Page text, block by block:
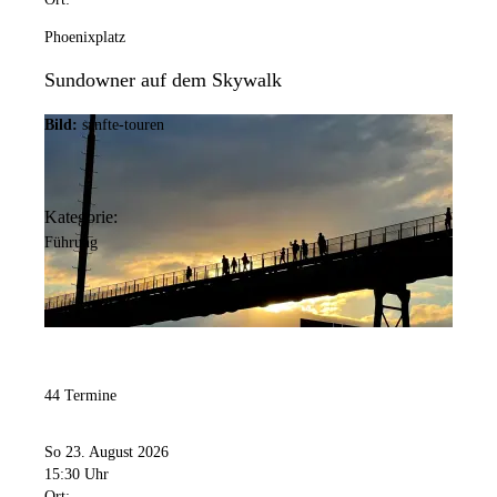
Phoenixplatz
Sundowner auf dem Skywalk
Bild: sanfte-touren
Kategorie:
Führung
44 Termine
So 23. August 2026
15:30 Uhr